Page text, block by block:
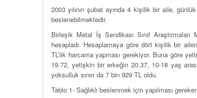
2003 yılının şubat ayında 4 kişilik bir aile,
beslenebilmektedir.
Birleşik Metal İş Sendikası Sınıf
hesapladı. Hesaplamaya göre dört kişilik bir
TL’lik harcama yapması gerekiyor. Buna göre
19.72, yetişkin bir erkeğin 20.37, 10-18 yaş
yoksulluk sınırı da 7 bin 929 TL oldu.
Tablo 1- Sağlıklı beslenmek için yapılması